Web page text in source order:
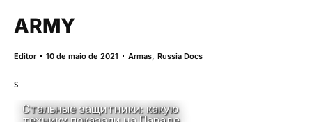
ARMY
Editor 10 de maio de 2021 Armas,Russia Docs
s